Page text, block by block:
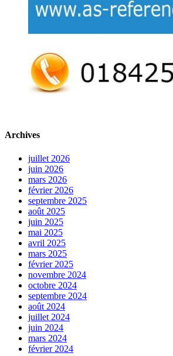
Archives
juillet 2026
juin 2026
mars 2026
février 2026
septembre 2025
août 2025
juin 2025
mai 2025
avril 2025
mars 2025
février 2025
novembre 2024
octobre 2024
septembre 2024
août 2024
juillet 2024
juin 2024
mars 2024
février 2024